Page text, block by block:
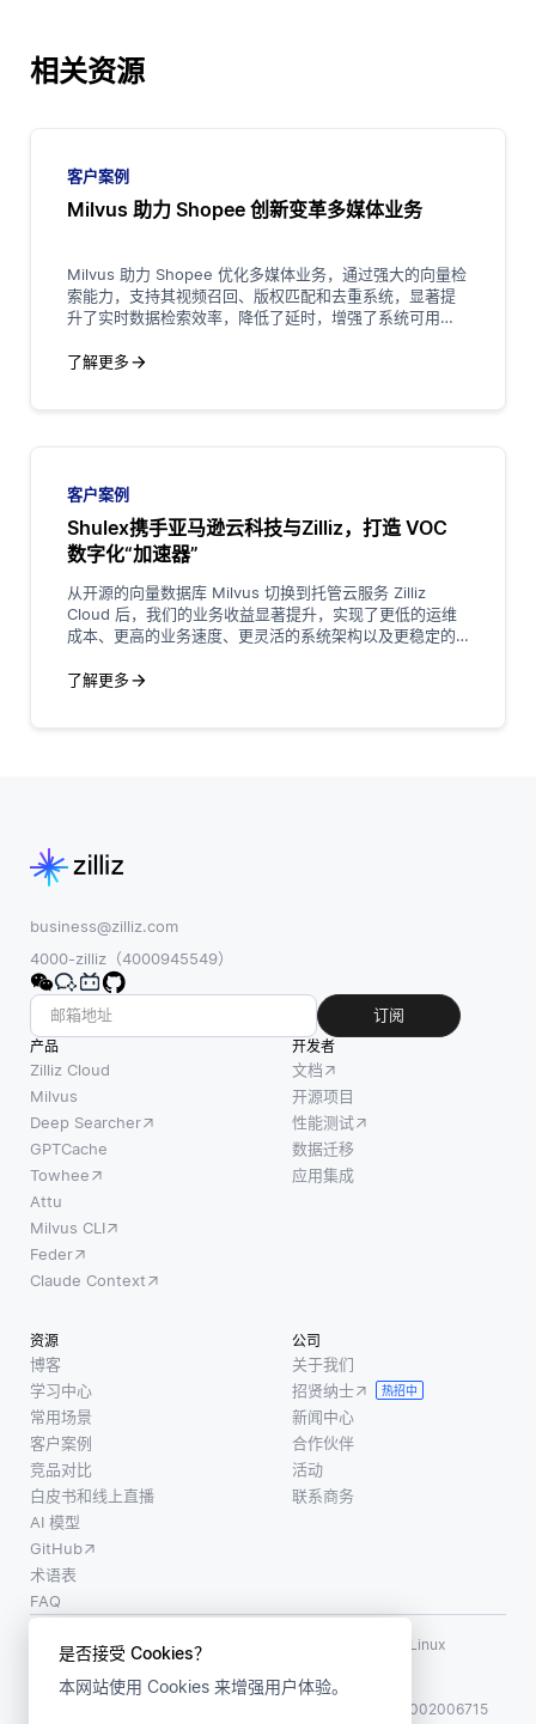
是否接受 Cookies？
本网站使用 Cookies 来增强用户体验。
相关资源
客户案例
Milvus 助力 Shopee 创新变革多媒体业务
Milvus 助力 Shopee 优化多媒体业务，通过强大的向量检
索能力，支持其视频召回、版权匹配和去重系统，显著提
升了实时数据检索效率，降低了延时，增强了系统可用
了解更多
客户案例
Shulex携手亚马逊云科技与Zilliz，打造 VOC
数字化“加速器”
从开源的向量数据库 Milvus 切换到托管云服务 Zilliz
Cloud 后，我们的业务收益显著提升，实现了更低的运维
成本、更高的业务速度、更灵活的系统架构以及更稳定的
了解更多
business@zilliz.com
4000-zilliz（4000945549）
订阅
产品
Zilliz Cloud
Milvus
Deep Searcher
GPTCache
Towhee
Attu
Milvus CLI
Feder
Claude Context
开发者
文档
开源项目
性能测试
数据迁移
应用集成
资源
博客
学习中心
常用场景
客户案例
竞品对比
白皮书和线上直播
AI 模型
GitHub
术语表
FAQ
公司
关于我们
招贤纳士
热招中
新闻中心
合作伙伴
活动
联系商务
使用条款
LF AI、LF AI & Data、Milvus，以及相关的开源项目名称为 Linux
Foundation 所有商标
版权所有 ©2026 上海赜睿信息科技有限公司保留所有权利
沪公网安备31011002006715